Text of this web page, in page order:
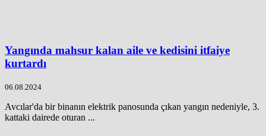
Yangında mahsur kalan aile ve kedisini itfaiye
kurtardı
06.08.2024
Avcılar'da bir binanın elektrik panosunda çıkan yangın nedeniyle, 3.
kattaki dairede oturan ...